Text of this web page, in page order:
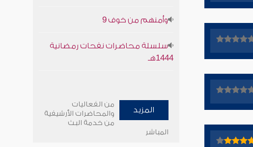
وأمنهم من خوف 9
سلسلة محاضرات نفحات رمضانية
1444هـ
المزيد
من الفعاليات
والمحاضرات الأرشيفية
من خدمة البث
المباشر